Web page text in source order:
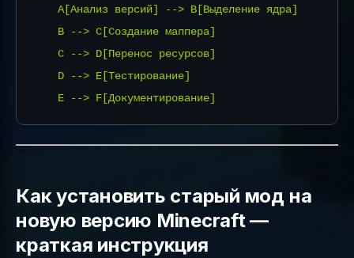
    A[Анализ версий] --> B[Выделение ядра]
    B --> C[Создание маппера]
    C --> D[Перенос ресурсов]
    D --> E[Тестирование]
Как установить старый мод на
новую версию Minecraft —
краткая инструкция